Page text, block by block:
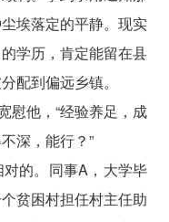
埃落定的平静。现实
学历，肯定能留在县
配到偏远乡镇。
慰他，“经验养足，成
深，能行？”
的。同事A，大学毕
贫困村担任村主任助